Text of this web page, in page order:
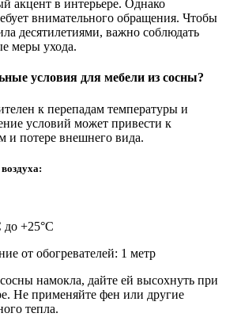
акцент в интерьере. Однако
внимательного обращения. Чтобы
десятилетиями, важно соблюдать
меры ухода.
условия для мебели из сосны?
к перепадам температуры и
условий может привести к
и потере внешнего вида.
до +25°С
от обогревателей: 1 метр
намокла, дайте ей высохнуть при
Не применяйте фен или другие
тепла.